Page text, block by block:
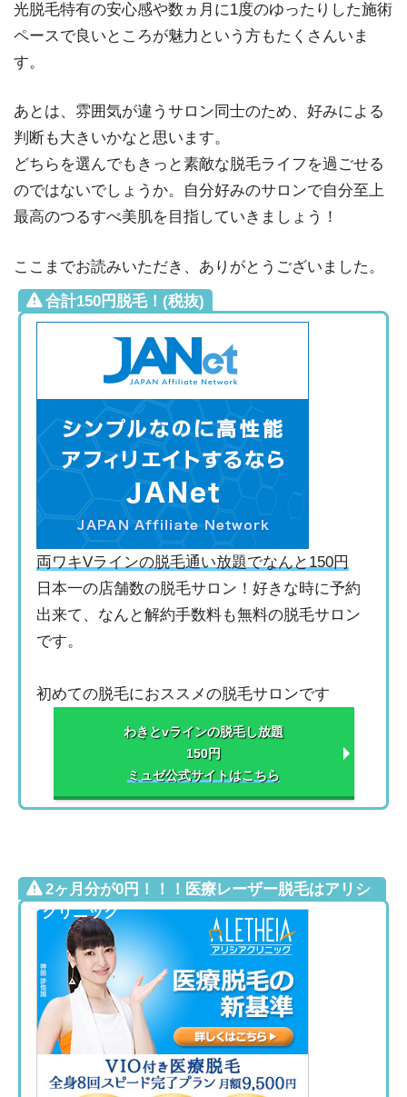
光脱毛特有の安心感や数ヵ月に1度のゆったりした施術
ペースで良いところが魅力という方もたくさんいま
す。
あとは、雰囲気が違うサロン同士のため、好みによる
判断も大きいかなと思います。
どちらを選んでもきっと素敵な脱毛ライフを過ごせる
のではないでしょうか。自分好みのサロンで自分至上
最高のつるすべ美肌を目指していきましょう！
ここまでお読みいただき、ありがとうございました。
合計150円脱毛！(税抜)
両ワキVラインの脱毛通い放題でなんと150円
日本一の店舗数の脱毛サロン！好きな時に予約
出来て、なんと解約手数料も無料の脱毛サロン
です。
初めての脱毛におススメの脱毛サロンです
わきとvラインの脱毛し放題
150円
ミュゼ公式サイトはこちら
2ヶ月分が0円！！！医療レーザー脱毛はアリシ
アクリニック